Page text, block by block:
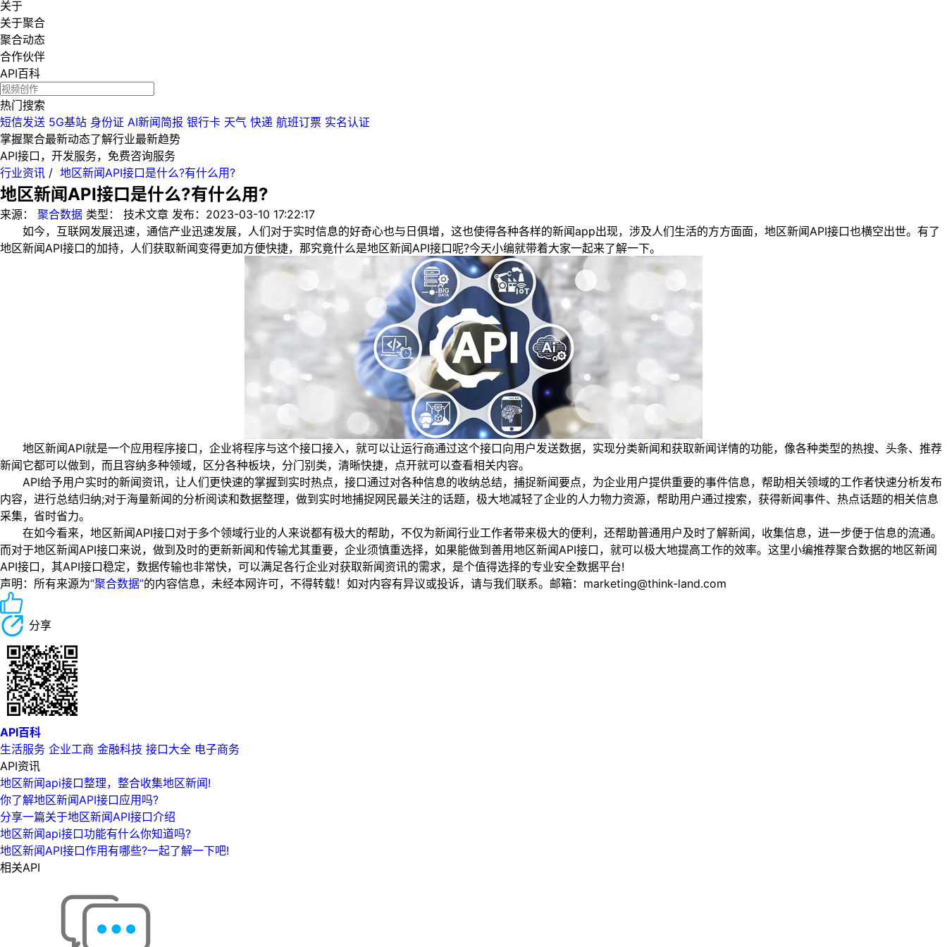
关于
关于聚合
聚合动态
合作伙伴
API百科
热门搜索
短信发送 5G基站 身份证 AI新闻简报 银行卡 天气 快递 航班订票 实名认证
掌握聚合最新动态了解行业最新趋势
API接口，开发服务，免费咨询服务
行业资讯 / 地区新闻API接口是什么?有什么用?
地区新闻API接口是什么?有什么用?
来源： 聚合数据 类型： 技术文章 发布： 2023-03-10 17:22:17
如今，互联网发展迅速，通信产业迅速发展，人们对于实时信息的好奇心也与日俱增，这也使得各种各样的新闻app出现，涉及人们生活的方方面面，地区新闻API接口也横空出世。有了
地区新闻API接口的加持，人们获取新闻变得更加方便快捷，那究竟什么是地区新闻API接口呢?今天小编就带着大家一起来了解一下。
地区新闻API就是一个应用程序接口，企业将程序与这个接口接入，就可以让运行商通过这个接口向用户发送数据，实现分类新闻和获取新闻详情的功能，像各种类型的热搜、头条、推荐
新闻它都可以做到，而且容纳多种领域，区分各种板块，分门别类，清晰快捷，点开就可以查看相关内容。
API给予用户实时的新闻资讯，让人们更快速的掌握到实时热点，接口通过对各种信息的收纳总结，捕捉新闻要点，为企业用户提供重要的事件信息，帮助相关领域的工作者快速分析发布
内容，进行总结归纳;对于海量新闻的分析阅读和数据整理，做到实时地捕捉网民最关注的话题，极大地减轻了企业的人力物力资源，帮助用户通过搜索，获得新闻事件、热点话题的相关信息
采集，省时省力。
在如今看来，地区新闻API接口对于多个领域行业的人来说都有极大的帮助，不仅为新闻行业工作者带来极大的便利，还帮助普通用户及时了解新闻，收集信息，进一步便于信息的流通。
而对于地区新闻API接口来说，做到及时的更新新闻和传输尤其重要，企业须慎重选择，如果能做到善用地区新闻API接口，就可以极大地提高工作的效率。这里小编推荐聚合数据的地区新闻
API接口，其API接口稳定，数据传输也非常快，可以满足各行企业对获取新闻资讯的需求，是个值得选择的专业安全数据平台!
声明：所有来源为“聚合数据”的内容信息，未经本网许可，不得转载！如对内容有异议或投诉，请与我们联系。邮箱：marketing@think-land.com
分享
API百科
生活服务 企业工商 金融科技 接口大全 电子商务
API资讯
地区新闻api接口整理，整合收集地区新闻!
你了解地区新闻API接口应用吗?
分享一篇关于地区新闻API接口介绍
地区新闻api接口功能有什么你知道吗?
地区新闻API接口作用有哪些?一起了解一下吧!
相关API